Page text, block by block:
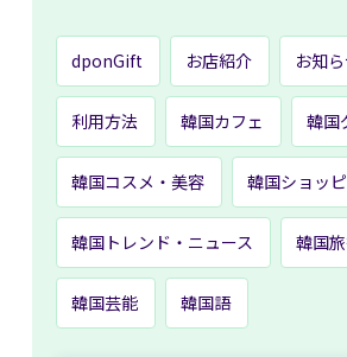
dponGift お店紹介 お知
利用方法 韓国カフェ 韓国
韓国コスメ・美容 韓国ショッ
韓国トレンド・ニュース 韓国
韓国芸能 韓国語